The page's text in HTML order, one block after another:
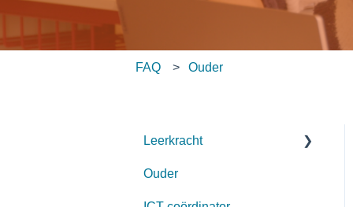
FAQ Ouder
Leerkracht
Start schooljaar
Ouder